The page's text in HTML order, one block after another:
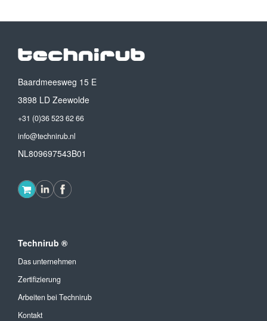
Baardmeesweg 15 E
3898 LD Zeewolde
+31 (0)36 523 62 66
info@technirub.nl
NL809697543B01
Technirub ®
Das unternehmen
Zertifizierung
Arbeiten bei Technirub
Kontakt